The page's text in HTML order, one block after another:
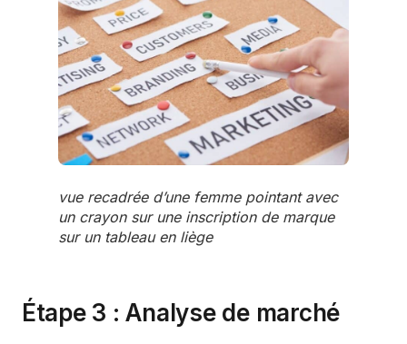
vue recadrée d’une femme pointant avec
un crayon sur une inscription de marque
sur un tableau en liège
Étape 3 : Analyse de marché